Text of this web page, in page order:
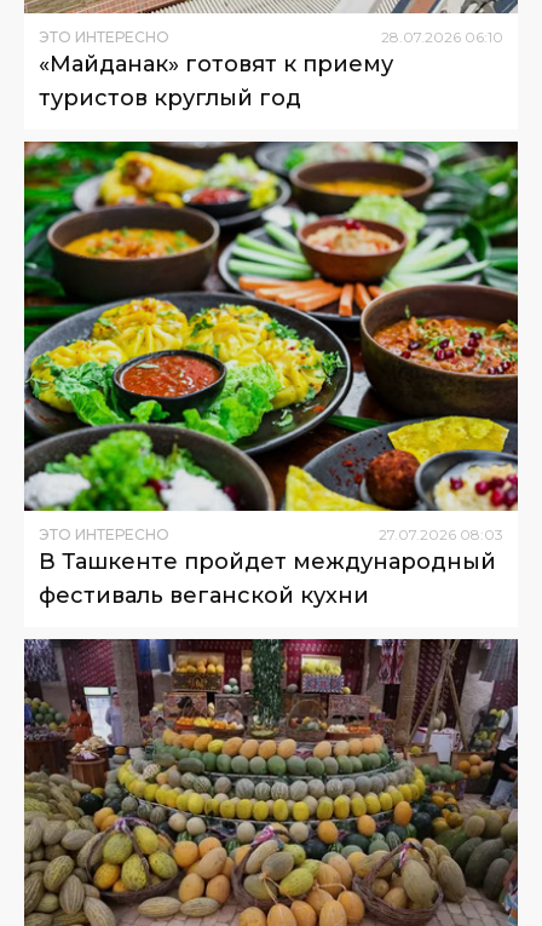
ЭТО ИНТЕРЕСНО 28.07.2026 06:10
«Майданак» готовят к приему
туристов круглый год
ЭТО ИНТЕРЕСНО 27.07.2026 08:03
В Ташкенте пройдет международный
фестиваль веганской кухни